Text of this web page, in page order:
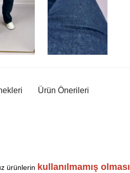
Ürün Önerileri
ürünlerin kullanılmamış olması